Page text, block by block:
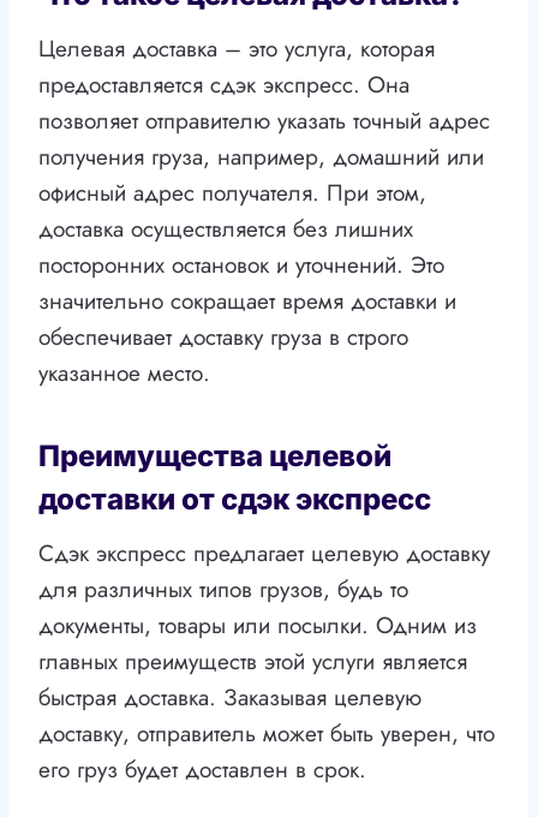
Целевая доставка – это услуга, которая
предоставляется сдэк экспресс. Она
позволяет отправителю указать точный адрес
получения груза, например, домашний или
офисный адрес получателя. При этом,
доставка осуществляется без лишних
посторонних остановок и уточнений. Это
значительно сокращает время доставки и
обеспечивает доставку груза в строго
указанное место.
Преимущества целевой
доставки от сдэк экспресс
Сдэк экспресс предлагает целевую доставку
для различных типов грузов, будь то
документы, товары или посылки. Одним из
главных преимуществ этой услуги является
быстрая доставка. Заказывая целевую
доставку, отправитель может быть уверен, что
его груз будет доставлен в срок.